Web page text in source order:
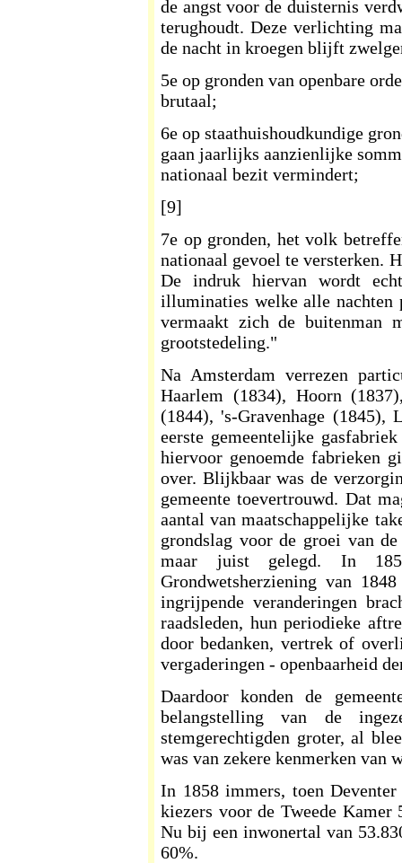
de angst voor de duisternis
terughoudt. Deze verlichting
de nacht in kroegen blijft
5e op gronden van openbare
brutaal;
6e op staathuishoudkundige
gaan jaarlijks aanzienlijke
nationaal bezit vermindert;
[9]
7e op gronden, het volk
nationaal gevoel te versterken.
De indruk hiervan wordt
illuminaties welke alle nachten
vermaakt zich de buitenman
grootstedeling."
Na Amsterdam verrezen
Haarlem (1834), Hoorn
(1844), 's-Gravenhage (1845),
eerste gemeentelijke
hiervoor genoemde fabrieken
over. Blijkbaar was de
gemeente toevertrouwd. Dat
aantal van maatschappelijke
grondslag voor de groei van
maar juist gelegd. In
Grondwetsherziening van
ingrijpende veranderingen
raadsleden, hun periodieke
door bedanken, vertrek of
vergaderingen - openbaarheid
Daardoor konden de
belangstelling van de
stemgerechtigden groter, al
was van zekere kenmerken van
In 1858 immers, toen
kiezers voor de Tweede Kamer
Nu bij een inwonertal van
60%.